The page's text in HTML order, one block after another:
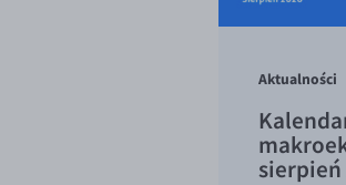
Aktualności
sierpień